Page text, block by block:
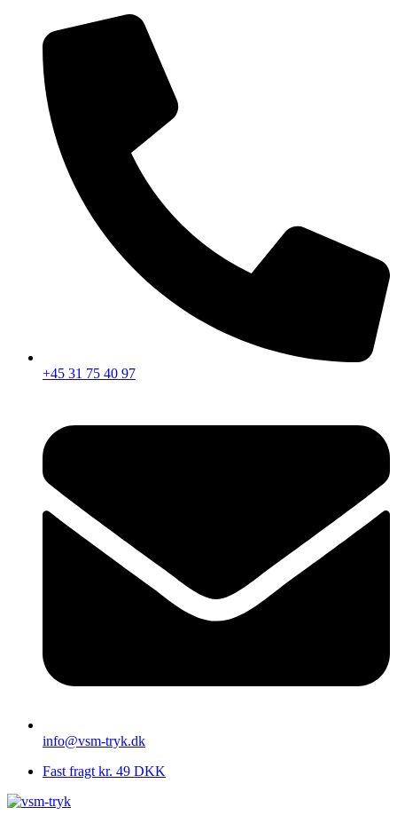
indhold
+45 31 75 40 97
info@vsm-tryk.dk
Fast fragt kr. 49 DKK